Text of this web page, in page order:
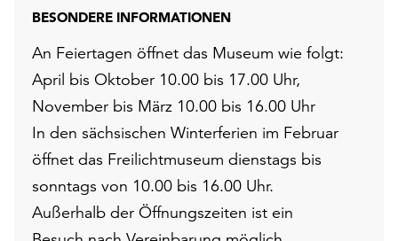
BESONDERE INFORMATIONEN
An Feiertagen öffnet das Museum wie folgt:
April bis Oktober 10.00 bis 17.00 Uhr,
November bis März 10.00 bis 16.00 Uhr
In den sächsischen Winterferien im Februar
öffnet das Freilichtmuseum dienstags bis
sonntags von 10.00 bis 16.00 Uhr.
Außerhalb der Öffnungszeiten ist ein